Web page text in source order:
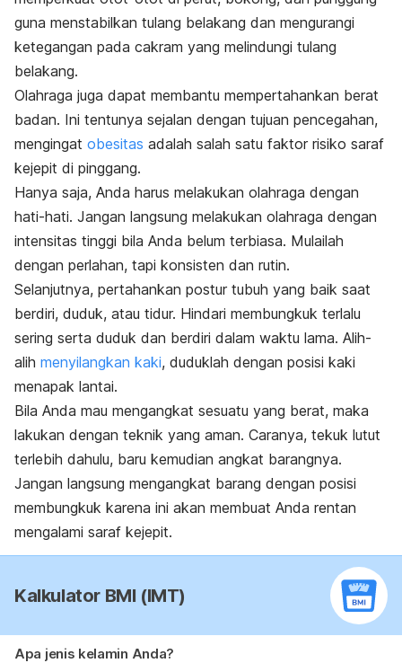
guna menstabilkan tulang belakang dan mengurangi
ketegangan pada cakram yang melindungi tulang
belakang.
Olahraga juga dapat membantu mempertahankan berat
badan. Ini tentunya sejalan dengan tujuan pencegahan,
mengingat obesitas adalah salah satu faktor risiko saraf
kejepit di pinggang.
Hanya saja, Anda harus melakukan olahraga dengan
hati-hati. Jangan langsung melakukan olahraga dengan
intensitas tinggi bila Anda belum terbiasa. Mulailah
dengan perlahan, tapi konsisten dan rutin.
Selanjutnya, pertahankan postur tubuh yang baik saat
berdiri, duduk, atau tidur. Hindari membungkuk terlalu
sering serta duduk dan berdiri dalam waktu lama. Alih-
alih menyilangkan kaki, duduklah dengan posisi kaki
menapak lantai.
Bila Anda mau mengangkat sesuatu yang berat, maka
lakukan dengan teknik yang aman. Caranya, tekuk lutut
terlebih dahulu, baru kemudian angkat barangnya.
Jangan langsung mengangkat barang dengan posisi
membungkuk karena ini akan membuat Anda rentan
mengalami saraf kejepit.
Kalkulator BMI (IMT)
Apa jenis kelamin Anda?